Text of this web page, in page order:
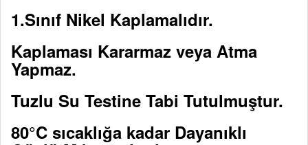
1.Sınıf Nikel Kaplamalıdır.
Kaplaması Kararmaz veya Atma
Yapmaz.
Tuzlu Su Testine Tabi Tutulmuştur.
80°C sıcaklığa kadar Dayanıklı